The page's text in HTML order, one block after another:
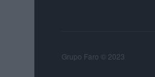
Grupo Faro © 2023